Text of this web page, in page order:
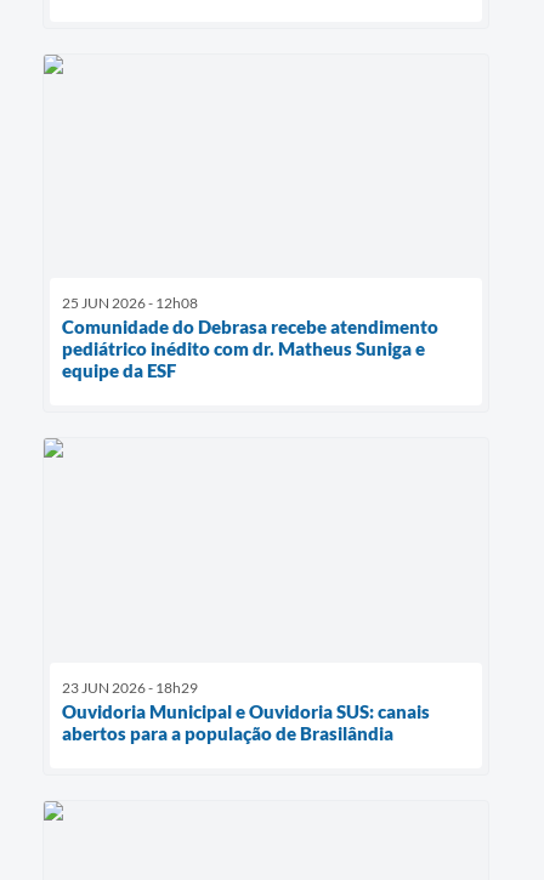
25 JUN 2026 - 12h08
Comunidade do Debrasa recebe atendimento
pediátrico inédito com dr. Matheus Suniga e
equipe da ESF
23 JUN 2026 - 18h29
Ouvidoria Municipal e Ouvidoria SUS: canais
abertos para a população de Brasilândia